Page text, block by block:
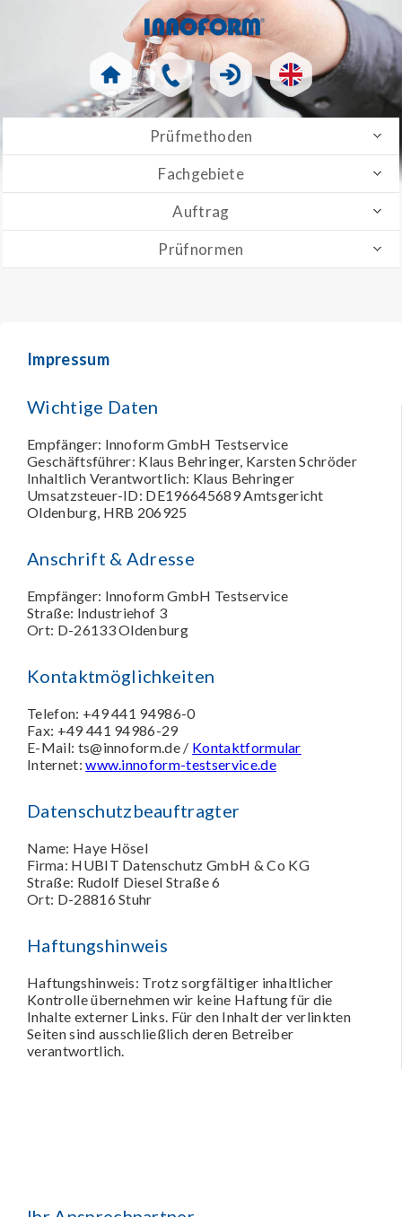
Prüfmethoden
Fachgebiete
Auftrag
Prüfnormen
Impressum
Wichtige Daten
Empfänger: Innoform GmbH Testservice
Geschäftsführer: Klaus Behringer, Karsten Schröder
Inhaltlich Verantwortlich: Klaus Behringer
Umsatzsteuer-ID: DE196645689 Amtsgericht
Oldenburg, HRB 206925
Anschrift & Adresse
Empfänger: Innoform GmbH Testservice
Straße: Industriehof 3
Ort: D-26133 Oldenburg
Kontaktmöglichkeiten
Telefon: +49 441 94986-0
Fax: +49 441 94986-29
E-Mail: ts@innoform.de / Kontaktformular
Internet:www.innoform-testservice.de
Datenschutzbeauftragter
Name: Haye Hösel
Firma: HUBIT Datenschutz GmbH & Co KG
Straße: Rudolf Diesel Straße 6
Ort: D-28816 Stuhr
Haftungshinweis
Haftungshinweis: Trotz sorgfältiger inhaltlicher
Kontrolle übernehmen wir keine Haftung für die
Inhalte externer Links. Für den Inhalt der verlinkten
Seiten sind ausschließlich deren Betreiber
verantwortlich.